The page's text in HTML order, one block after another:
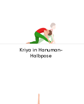
Kriya in Hanuman-
Halbpose